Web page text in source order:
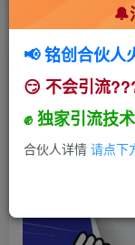
首页 🍻会员专享
一个56岁退休
小助手
2年前发布
📢 铭创合伙人
😏 不会引流
✊ 独家引流技
合伙人详情 请点下